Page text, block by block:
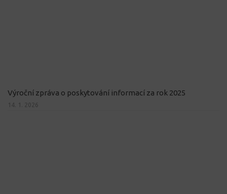
Výroční zpráva o poskytování informací za rok 2025
14. 1. 2026